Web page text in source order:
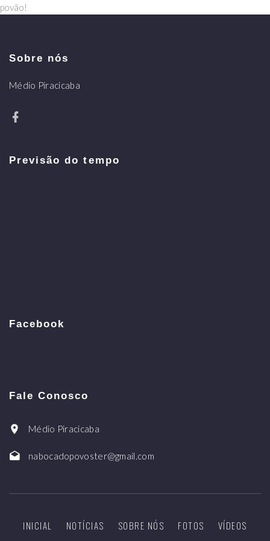
povão!
Sobre nós
Médio Piracicaba
Previsão do tempo
Facebook
Fale Conosco
Médio Piracicaba
nabocadopovoster@gmail.com
INICIAL NOTÍCIAS SOBRE NÓS FOTOS
VÍDEOS